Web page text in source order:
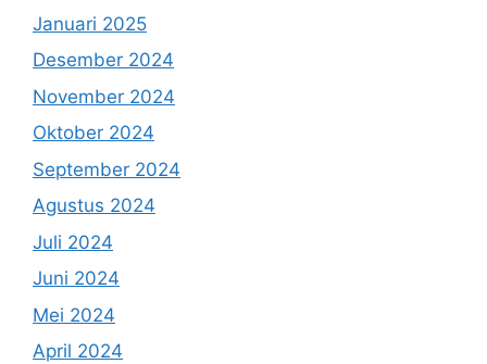
Januari 2025
Desember 2024
November 2024
Oktober 2024
September 2024
Agustus 2024
Juli 2024
Juni 2024
Mei 2024
April 2024